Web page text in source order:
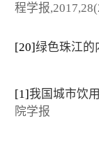
程学报
[20]绿色珠江的
[1]我国城市饮
院学报